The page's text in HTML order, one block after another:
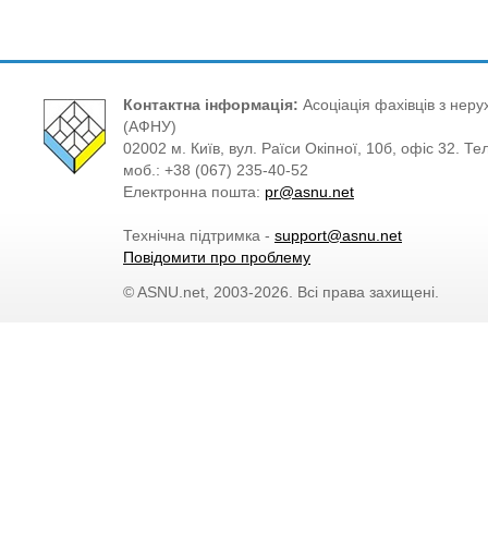
Контактна інформація: Асоціація фахівців з
(АФНУ)
02002 м. Київ, вул. Раїси Окіпної, 10б, офіс 32.
моб.: +38 (067) 235-40-52
Електронна пошта: pr@asnu.net
Технічна підтримка - support@asnu.net
Повідомити про проблему
© ASNU.net, 2003-2026. Всі права захищені.